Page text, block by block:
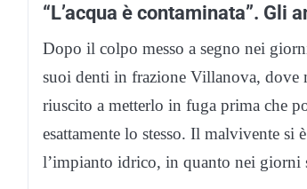
“L’acqua è contaminata”.
Dopo il colpo messo a segno nei
suoi denti in frazione Villanova, dove
riuscito a metterlo in fuga prima che
esattamente lo stesso. Il malvivente si
l’impianto idrico, in quanto nei giorni